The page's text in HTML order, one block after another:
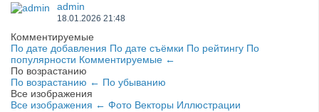
admin
18.01.2026 21:48
Комментируемые
По дате добавления По дате съёмки По рейтингу По
популярности Комментируемые ←
По возрастанию
По возрастанию ← По убыванию
Все изображения
Все изображения ← Фото Векторы Иллюстрации